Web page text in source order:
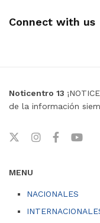
Connect with us
Noticentro 13
de la información
MENU
NACIONALES